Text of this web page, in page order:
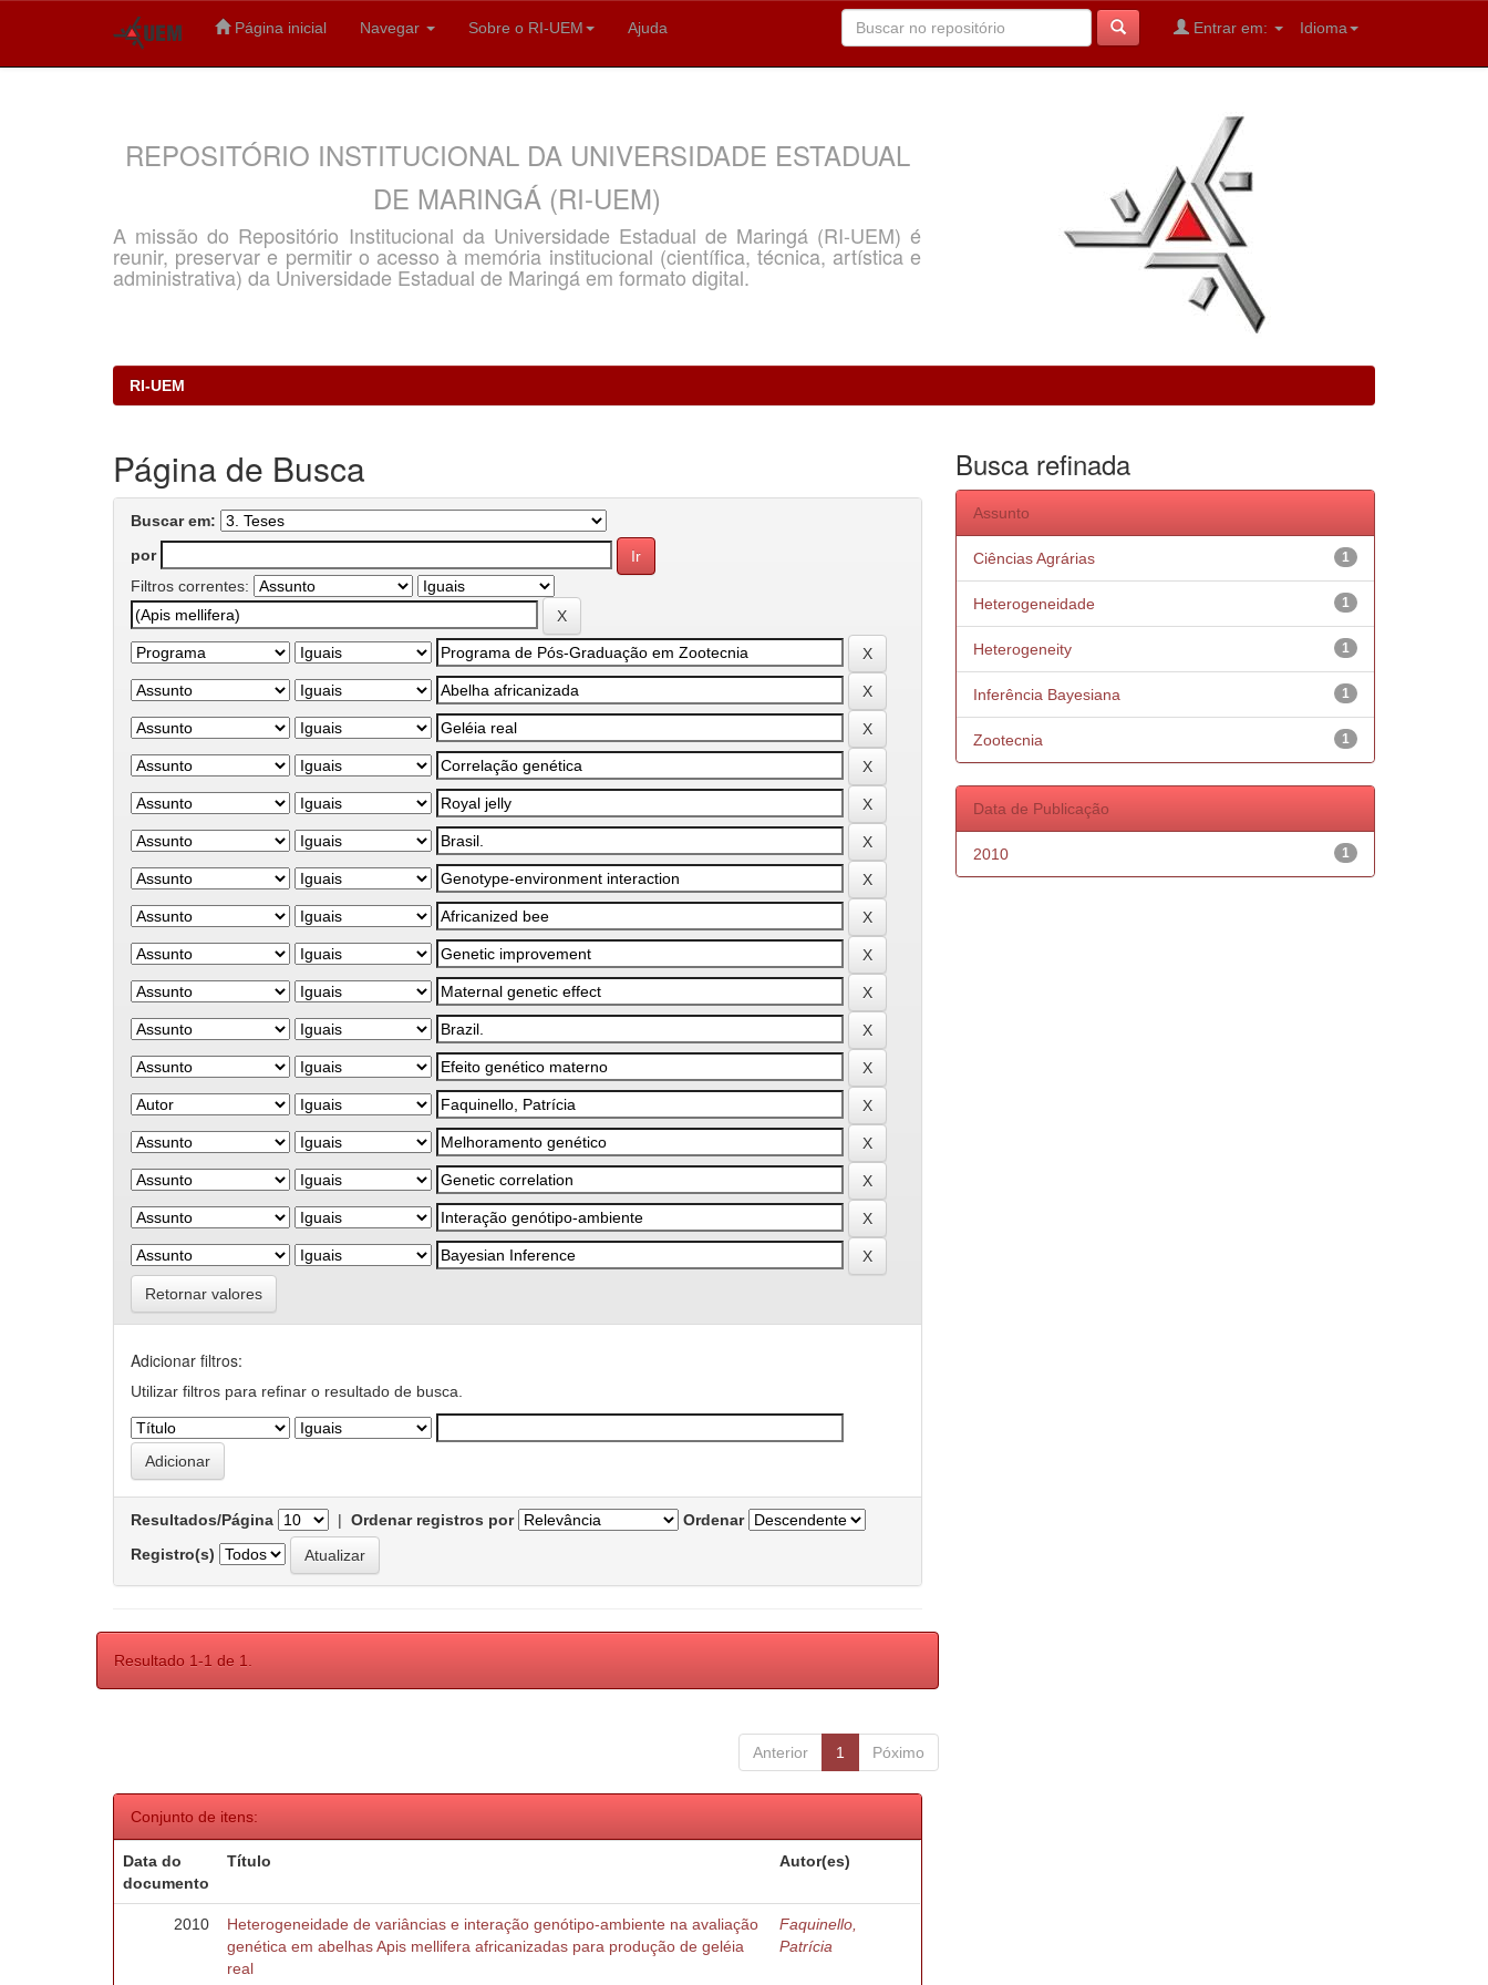
Página inicial Navegar Sobre o RI-UEM Ajuda Idioma
Entrar em:
REPOSITÓRIO INSTITUCIONAL DA UNIVERSIDADE ESTADUAL
DE MARINGÁ (RI-UEM)
A missão do Repositório Institucional da Universidade Estadual de Maringá (RI-UEM) é
reunir, preservar e permitir o acesso à memória institucional (científica, técnica, artística e
administrativa) da Universidade Estadual de Maringá em formato digital.
RI-UEM
Página de Busca
Buscar em:
por
Filtros correntes:
Retornar valores
Adicionar filtros:
Utilizar filtros para refinar o resultado de busca.
Resultados/Página | Ordenar registros por
Ordenar
Registro(s)
Resultado 1-1 de 1.
Anterior 1 Póximo
Conjunto de itens:
Data do
documento
Título Autor(es)
2010
Heterogeneidade de variâncias e interação genótipo-ambiente na avaliação
genética em abelhas Apis mellifera africanizadas para produção de geléia
real
Faquinello,
Patrícia
Busca refinada
Assunto
1
Ciências Agrárias
1
Heterogeneidade
1
Heterogeneity
1
Inferência Bayesiana
1
Zootecnia
Data de Publicação
1
2010